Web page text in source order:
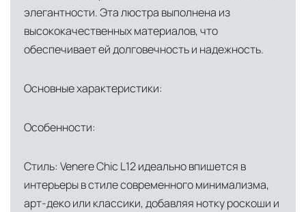
сохранностью продукции.
Глобальная сеть распределительных
Помимо Москвы, мы располагаем
международных хабах:
Ближнего Востока и Азии
Кипр— распределительная база для
элегантности. Эта люстра выполнена из
высококачественных материалов, что
обеспечивает ей долговечность и надежность.
Основные характеристики:
Особенности:
Стиль: Venere Chic L12 идеально впишется в
интерьеры в стиле современного минимализма,
арт-деко или классики, добавляя нотку роскоши и